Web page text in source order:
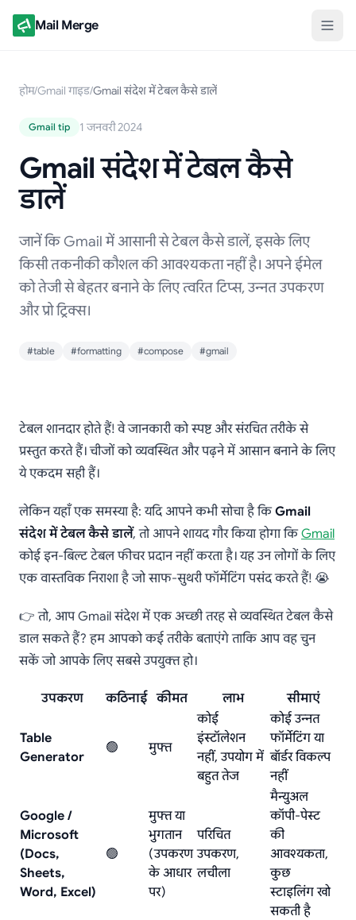
Mail Merge
होम/Gmail गाइड/Gmail संदेश में टेबल कैसे डालें
Gmail tip 1 जनवरी 2024
Gmail संदेश में टेबल कैसे
डालें
जानें कि Gmail में आसानी से टेबल कैसे डालें, इसके लिए
किसी तकनीकी कौशल की आवश्यकता नहीं है। अपने ईमेल
को तेजी से बेहतर बनाने के लिए त्वरित टिप्स, उन्नत उपकरण
और प्रो ट्रिक्स।
#table #formatting #compose #gmail
Gmail संदेश में टेबल कैसे
डालें
टेबल शानदार होते हैं! वे जानकारी को स्पष्ट और संरचित तरीके से
प्रस्तुत करते हैं। चीजों को व्यवस्थित और पढ़ने में आसान बनाने के लिए
ये एकदम सही हैं।
लेकिन यहाँ एक समस्या है: यदि आपने कभी सोचा है किGmail
संदेश में टेबल कैसे डालें, तो आपने शायद गौर किया होगा किGmail
कोई इन-बिल्ट टेबल फीचर प्रदान नहीं करता है। यह उन लोगों के लिए
एक वास्तविक निराशा है जो साफ-सुथरी फॉर्मेटिंग पसंद करते हैं! 😭
👉 तो, आप Gmail संदेश में एक अच्छी तरह से व्यवस्थित टेबल कैसे
डाल सकते हैं? हम आपको कई तरीके बताएंगे ताकि आप वह चुन
सकें जो आपके लिए सबसे उपयुक्त हो।
उपकरण कठिनाई कीमत लाभ सीमाएं
Table
Generator
🟢 मुफ्त
कोई
इंस्टॉलेशन
नहीं, उपयोग में
बहुत तेज
कोई उन्नत
फॉर्मेटिंग या
बॉर्डर विकल्प
नहीं
Google /
Microsoft
(Docs,
Sheets,
Word, Excel)
🟢
मुफ्त या
भुगतान
(उपकरण
के आधार
पर)
परिचित
उपकरण,
लचीला
मैन्युअल
कॉपी-पेस्ट
की
आवश्यकता,
कुछ
स्टाइलिंग खो
सकती है